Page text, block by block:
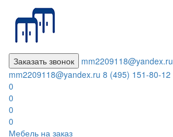
Заказать звонок
mm2209118@yandex.ru
mm2209118@yandex.ru 8 (495) 151-80-12
0
0
0
0
Мебель на заказ